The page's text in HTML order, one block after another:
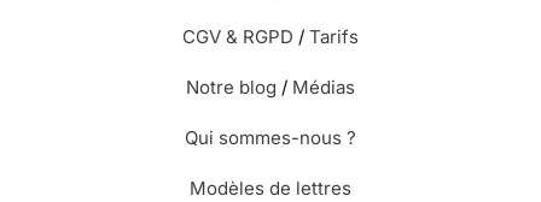
CGV & RGPD / Tarifs
Notre blog / Médias
Qui sommes-nous ?
Modèles de lettres